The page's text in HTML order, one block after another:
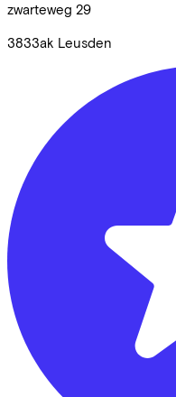
zwarteweg 29
3833ak Leusden